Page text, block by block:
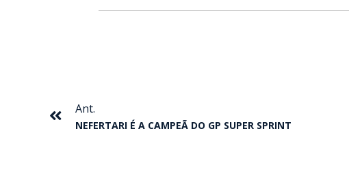
Ant.
NEFERTARI É A CAMPEÃ DO GP SUPER SPRINT